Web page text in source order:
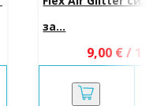
за...
9,00 € /